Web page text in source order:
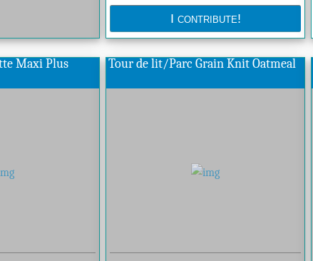
Maxi Plus
Tour de lit/Parc Grain Knit Oatmeal